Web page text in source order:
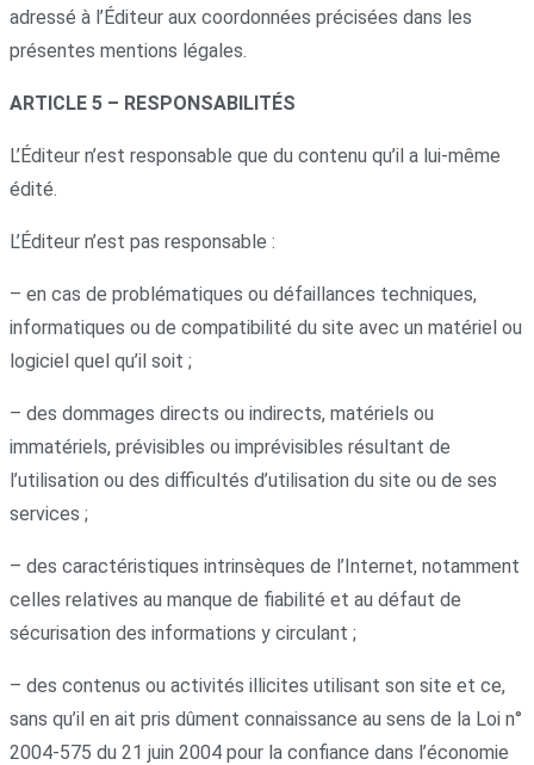
adressé à l’Éditeur aux coordonnées précisées dans les
présentes mentions légales.
ARTICLE 5 – RESPONSABILITÉS
L’Éditeur n’est responsable que du contenu qu’il a lui-même
édité.
L’Éditeur n’est pas responsable :
– en cas de problématiques ou défaillances techniques,
informatiques ou de compatibilité du site avec un matériel ou
logiciel quel qu’il soit ;
– des dommages directs ou indirects, matériels ou
immatériels, prévisibles ou imprévisibles résultant de
l’utilisation ou des difficultés d’utilisation du site ou de ses
services ;
– des caractéristiques intrinsèques de l’Internet, notamment
celles relatives au manque de fiabilité et au défaut de
sécurisation des informations y circulant ;
– des contenus ou activités illicites utilisant son site et ce,
sans qu’il en ait pris dûment connaissance au sens de la Loi n°
2004-575 du 21 juin 2004 pour la confiance dans l’économie